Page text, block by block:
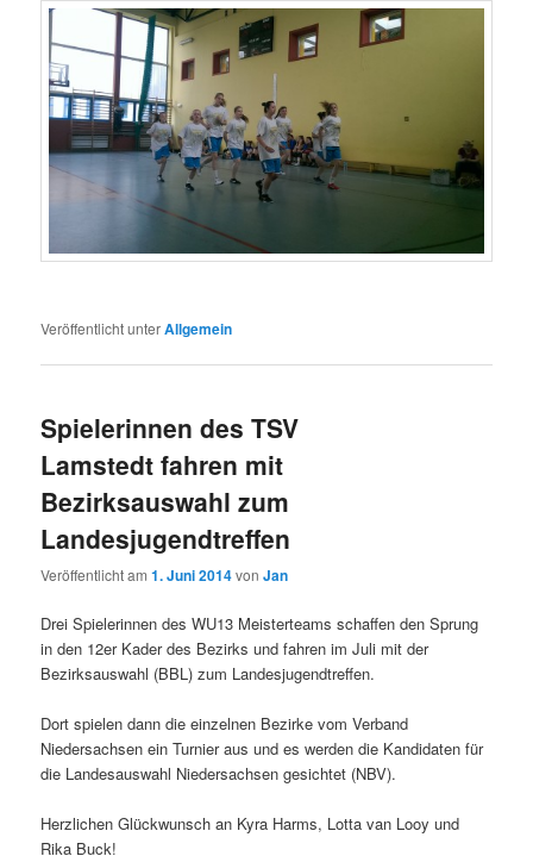
Veröffentlicht unterAllgemein
Spielerinnen des TSV
Lamstedt fahren mit
Bezirksauswahl zum
Landesjugendtreffen
Veröffentlicht am1. Juni 2014vonJan
Drei Spielerinnen des WU13 Meisterteams schaffen den Sprung
in den 12er Kader des Bezirks und fahren im Juli mit der
Bezirksauswahl (BBL) zum Landesjugendtreffen.
Dort spielen dann die einzelnen Bezirke vom Verband
Niedersachsen ein Turnier aus und es werden die Kandidaten für
die Landesauswahl Niedersachsen gesichtet (NBV).
Herzlichen Glückwunsch an Kyra Harms, Lotta van Looy und
Rika Buck!